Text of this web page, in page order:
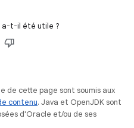
a-t-il été utile ?
de cette page sont soumis aux
contenu. Java et OpenJDK sont
d'Oracle et/ou de ses